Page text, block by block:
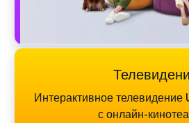
Интерактивное телевидение
с онлайн-